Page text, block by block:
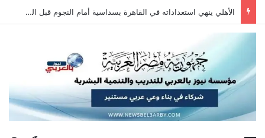
الأهلي ينهي استعداداته في القاهرة بسداسية أمام النجوم قبل السفر إلى إسبانيا